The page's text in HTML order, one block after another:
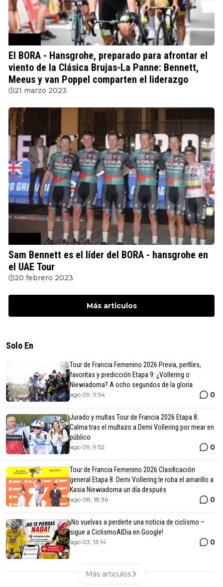
El BORA - Hansgrohe, preparado para afrontar el
viento de la Clásica Brujas-La Panne: Bennett,
Meeus y van Poppel comparten el liderazgo
21 marzo 2023
Sam Bennett es el líder del BORA - hansgrohe en
el UAE Tour
20 febrero 2023
Más articulos
Solo En
Tour de Francia Femenino 2026 Previa, perfiles,
favoritas y predicción Etapa 9: ¿Vollering o
Niewiadoma? A ocho segundos de la gloria
ago 09, 9:54 0
Jurado y multas Tour de Francia 2026 Etapa 8:
Calma tras el multazo a Demi Vollering por mear en
público
ago 09, 9:52 0
Tour de Francia Femenino 2026 Clasificación
general Etapa 8: Demi Vollering le roba el amarillo a
Kasia Niewiadoma un día después
ago 08, 18:36 0
¡No vuelvas a perderte una noticia de ciclismo –
sigue a CiclismoAlDia en Google!
ago 03, 13:14 0
Más articulos